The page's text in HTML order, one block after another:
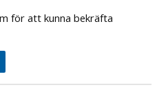
för att kunna bekräfta